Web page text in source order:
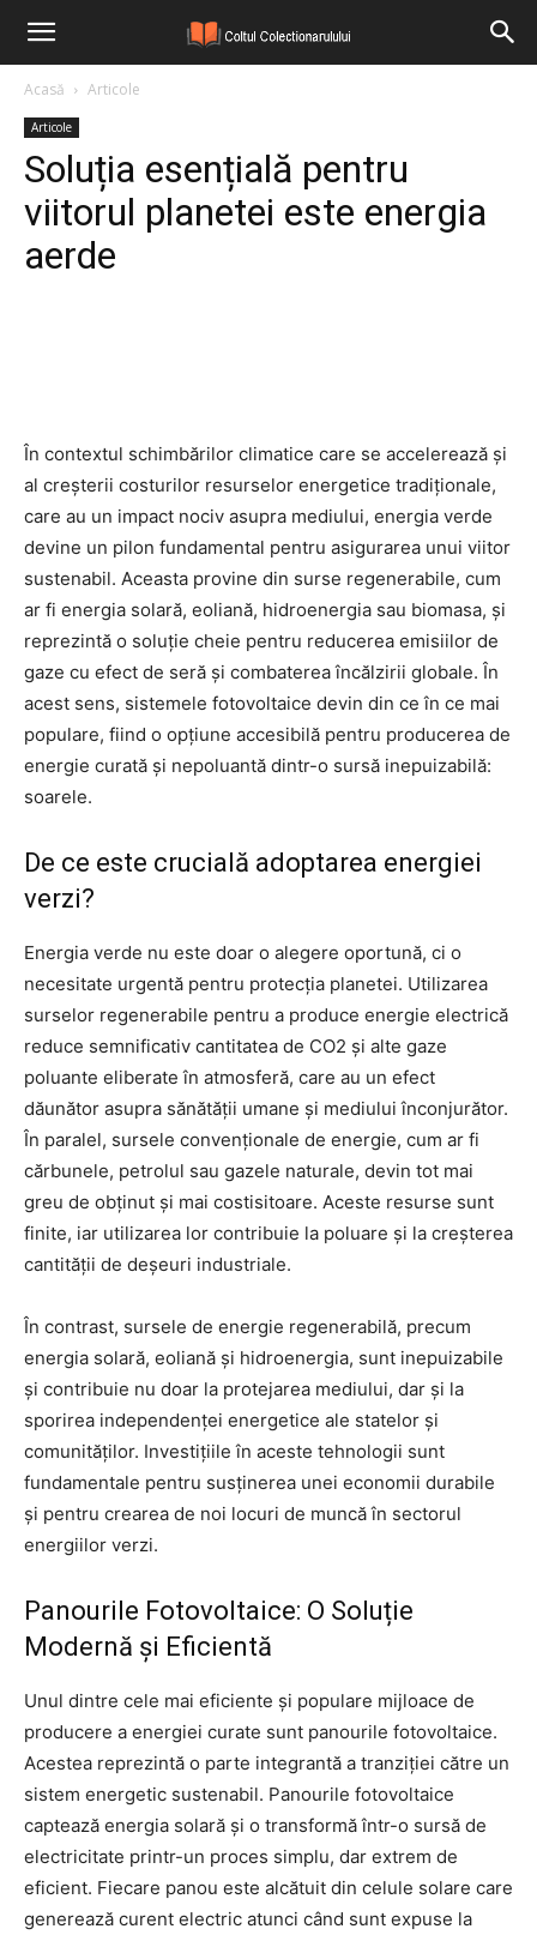
Acasă Articole
Articole
Soluția esențială pentru
viitorul planetei este energia
aerde
În contextul schimbărilor climatice care se accelerează și
al creșterii costurilor resurselor energetice tradiționale,
care au un impact nociv asupra mediului, energia verde
devine un pilon fundamental pentru asigurarea unui viitor
sustenabil. Aceasta provine din surse regenerabile, cum
ar fi energia solară, eoliană, hidroenergia sau biomasa, și
reprezintă o soluție cheie pentru reducerea emisiilor de
gaze cu efect de seră și combaterea încălzirii globale. În
acest sens, sistemele fotovoltaice devin din ce în ce mai
populare, fiind o opțiune accesibilă pentru producerea de
energie curată și nepoluantă dintr-o sursă inepuizabilă:
soarele.
De ce este crucială adoptarea energiei
verzi?
Energia verde nu este doar o alegere oportună, ci o
necesitate urgentă pentru protecția planetei. Utilizarea
surselor regenerabile pentru a produce energie electrică
reduce semnificativ cantitatea de CO2 și alte gaze
poluante eliberate în atmosferă, care au un efect
dăunător asupra sănătății umane și mediului înconjurător.
În paralel, sursele convenționale de energie, cum ar fi
cărbunele, petrolul sau gazele naturale, devin tot mai
greu de obținut și mai costisitoare. Aceste resurse sunt
finite, iar utilizarea lor contribuie la poluare și la creșterea
cantității de deșeuri industriale.
În contrast, sursele de energie regenerabilă, precum
energia solară, eoliană și hidroenergia, sunt inepuizabile
și contribuie nu doar la protejarea mediului, dar și la
sporirea independenței energetice ale statelor și
comunităților. Investițiile în aceste tehnologii sunt
fundamentale pentru susținerea unei economii durabile
și pentru crearea de noi locuri de muncă în sectorul
energiilor verzi.
Panourile Fotovoltaice: O Soluție
Modernă și Eficientă
Unul dintre cele mai eficiente și populare mijloace de
producere a energiei curate sunt panourile fotovoltaice.
Acestea reprezintă o parte integrantă a tranziției către un
sistem energetic sustenabil. Panourile fotovoltaice
captează energia solară și o transformă într-o sursă de
electricitate printr-un proces simplu, dar extrem de
eficient. Fiecare panou este alcătuit din celule solare care
generează curent electric atunci când sunt expuse la